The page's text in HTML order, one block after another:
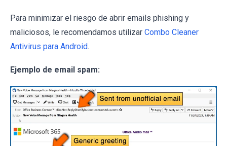
Para minimizar el riesgo de abrir emails phishing y
maliciosos, le recomendamos utilizar Combo Cleaner
Antivirus para Android.
Ejemplo de email spam: